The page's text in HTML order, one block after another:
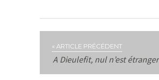
« ARTICLE PRÉCÉDENT
A Dieulefit, nul n’est étranger